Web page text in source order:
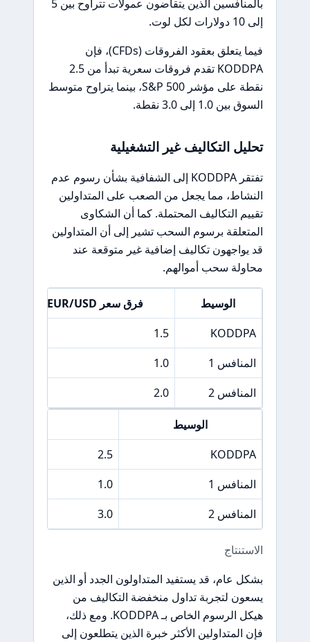
بالمنافسين الذين يتقاضون عمولات تتراوح بين 5
إلى 10 دولارات لكل لوت.
فيما يتعلق بعقود الفروقات (CFDs)، فإن
KODDPA تقدم فروقات سعرية تبدأ من 2.5
نقطة على مؤشر S&P 500، بينما يتراوح متوسط
السوق بين 1.0 إلى 3.0 نقطة.
تحليل التكاليف غير التشغيلية
تفتقر KODDPA إلى الشفافية بشأن رسوم عدم
النشاط، مما يجعل من الصعب على المتداولين
تقييم التكاليف المحتملة. كما أن الشكاوى
المتعلقة برسوم السحب تشير إلى أن المتداولين
قد يواجهون تكاليف إضافية غير متوقعة عند
محاولة سحب أموالهم.
الوسيط
فرق سعر EUR/USD
KODDPA
1.5
المنافس 1
1.0
المنافس 2
2.0
الوسيط
KODDPA
2.5
المنافس 1
1.0
المنافس 2
3.0
الاستنتاج
بشكل عام، قد يستفيد المتداولون الجدد أو الذين
يسعون لتجربة تداول منخفضة التكاليف من
هيكل الرسوم الخاص بـ KODDPA. ومع ذلك،
فإن المتداولين الأكثر خبرة الذين يتطلعون إلى